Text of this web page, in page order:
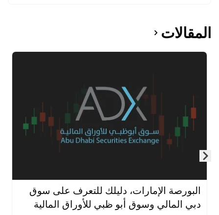
المقالات
البورصة الإمارات، دليلك للتعرف على سوق
دبي المالي وسوق أبو ظبي للأوراق المالية